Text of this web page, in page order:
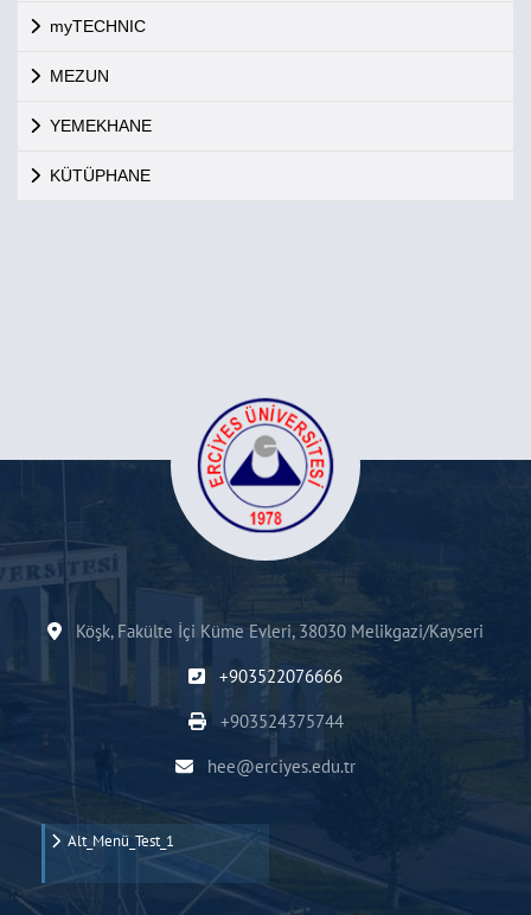
myTECHNIC
MEZUN
YEMEKHANE
KÜTÜPHANE
Köşk, Fakülte İçi Küme Evleri, 38030 Melikgazi/Kayseri
+903522076666
+903524375744
hee@erciyes.edu.tr
Alt_Menü_Test_1